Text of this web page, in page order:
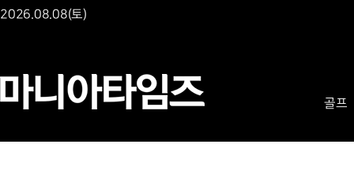
2026.08.08(토)
골프